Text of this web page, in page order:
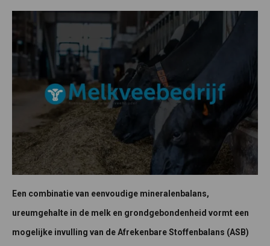
Een combinatie van eenvoudige mineralenbalans,
ureumgehalte in de melk en grondgebondenheid vormt een
mogelijke invulling van de Afrekenbare Stoffenbalans (ASB)